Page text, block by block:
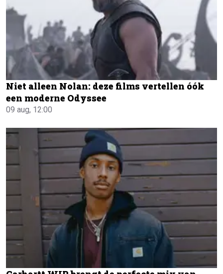
Niet alleen Nolan: deze films vertellen óók
een moderne Odyssee
09 aug, 12:00